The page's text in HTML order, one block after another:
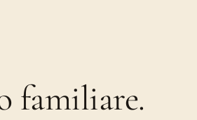
familiare.